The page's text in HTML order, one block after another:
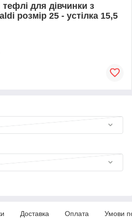
тефлі для дівчинки з
розмір 25 - устілка 15,5
Доставка Оплата Умови